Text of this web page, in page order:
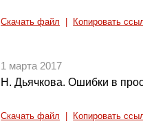
Скачать файл Копировать
1 марта 2017
Н. Дьячкова. Ошибки в
Скачать файл Копировать